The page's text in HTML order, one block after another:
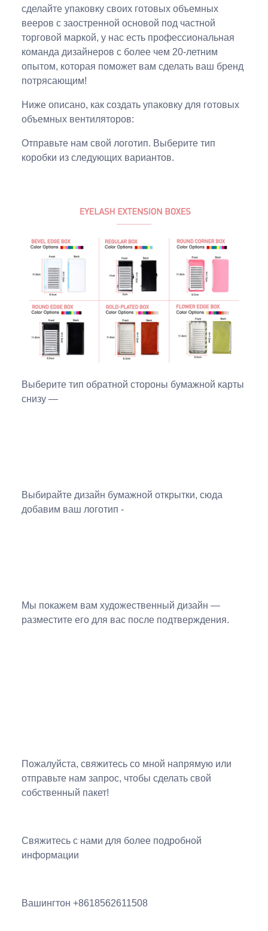
сделайте упаковку своих готовых объемных
вееров с заостренной основой под частной
торговой маркой, у нас есть профессиональная
команда дизайнеров с более чем 20-летним
опытом, которая поможет вам сделать ваш бренд
потрясающим!
Ниже описано, как создать упаковку для готовых
объемных вентиляторов:
Отправьте нам свой логотип. Выберите тип
коробки из следующих вариантов.
Выберите тип обратной стороны бумажной карты
снизу —
Выбирайте дизайн бумажной открытки, сюда
добавим ваш логотип -
Мы покажем вам художественный дизайн —
разместите его для вас после подтверждения.
Пожалуйста, свяжитесь со мной напрямую или
отправьте нам запрос, чтобы сделать свой
собственный пакет!
Свяжитесь с нами для более подробной
информации
Вашингтон +8618562611508